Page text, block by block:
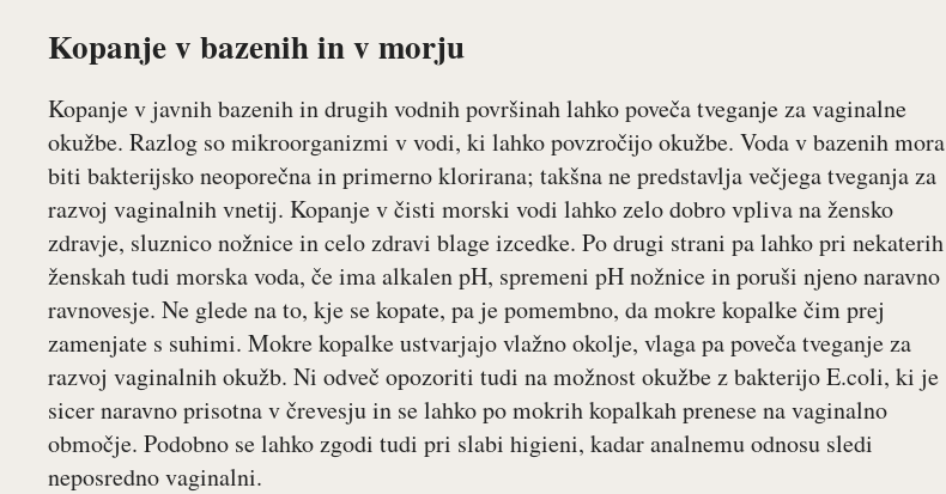
Kopanje v bazenih in v morju
Kopanje v javnih bazenih in drugih vodnih površinah lahko poveča tveganje za vaginalne
okužbe. Razlog so mikroorganizmi v vodi, ki lahko povzročijo okužbe. Voda v bazenih mora
biti bakterijsko neoporečna in primerno klorirana; takšna ne predstavlja večjega tveganja za
razvoj vaginalnih vnetij. Kopanje v čisti morski vodi lahko zelo dobro vpliva na žensko
zdravje, sluznico nožnice in celo zdravi blage izcedke. Po drugi strani pa lahko pri nekaterih
ženskah tudi morska voda, če ima alkalen pH, spremeni pH nožnice in poruši njeno naravno
ravnovesje. Ne glede na to, kje se kopate, pa je pomembno, da mokre kopalke čim prej
zamenjate s suhimi. Mokre kopalke ustvarjajo vlažno okolje, vlaga pa poveča tveganje za
razvoj vaginalnih okužb. Ni odveč opozoriti tudi na možnost okužbe z bakterijo E.coli, ki je
sicer naravno prisotna v črevesju in se lahko po mokrih kopalkah prenese na vaginalno
območje. Podobno se lahko zgodi tudi pri slabi higieni, kadar analnemu odnosu sledi
neposredno vaginalni.